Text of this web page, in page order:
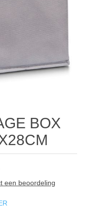
BOX
een beoordeling